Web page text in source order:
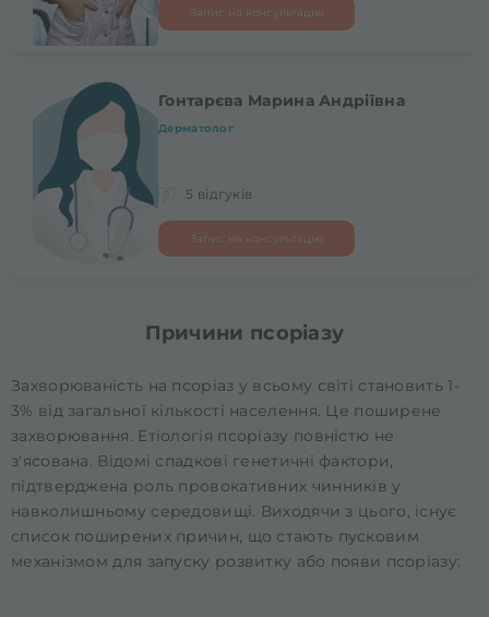
Запис на консультацію
Гонтарєва Марина Андріївна
Дерматолог
5 відгуків
Запис на консультацію
Причини псоріазу
Захворюваність на псоріаз у всьому світі становить 1-
3% від загальної кількості населення. Це поширене
захворювання. Етіологія псоріазу повністю не
з'ясована. Відомі спадкові генетичні фактори,
підтверджена роль провокативних чинників у
навколишньому середовищі. Виходячи з цього, існує
список поширених причин, що стають пусковим
механізмом для запуску розвитку або появи псоріазу: